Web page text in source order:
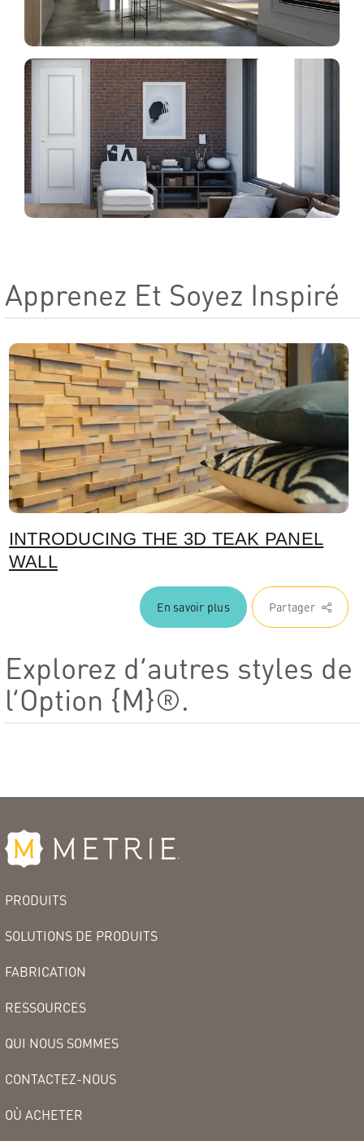
Apprenez Et Soyez Inspiré
INTRODUCING THE 3D TEAK PANEL
WALL
En savoir plus Partager
Explorez d’autres styles de
l’Option {M}®.
PRODUITS
SOLUTIONS DE PRODUITS
FABRICATION
RESSOURCES
QUI NOUS SOMMES
CONTACTEZ-NOUS
OÙ ACHETER